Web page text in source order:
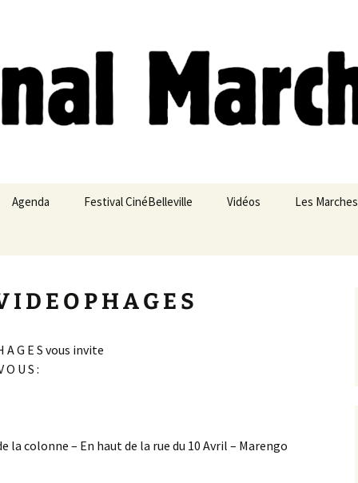
Agenda Festival CinéBelleville Vidéos Les Marches
D E O P H A G E S
A G E S vous invite
O U S :
de la colonne – En haut de la rue du 10 Avril – Marengo